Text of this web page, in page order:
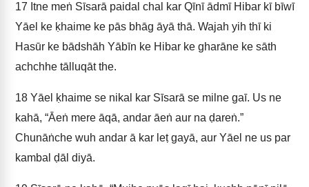
17 Itne meṅ Sīsarā paidal chal kar Qīnī ādmī Hibar kī bīwī
Yāel ke ḳhaime ke pās bhāg āyā thā. Wajah yih thī ki
Hasūr ke bādshāh Yābīn ke Hibar ke gharāne ke sāth
achchhe tālluqāt the.
18 Yāel ḳhaime se nikal kar Sīsarā se milne gaī. Us ne
kahā, “Āeṅ mere āqā, andar āeṅ aur na ḍareṅ.”
Chunāṅche wuh andar ā kar leṭ gayā, aur Yāel ne us par
kambal ḍāl diyā.